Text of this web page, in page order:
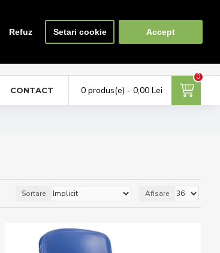
Refuz Setari cookie Accept
Favorite Compara
0
CONTACT 0 produs(e) - 0,00 Lei
0
Sortare Afisare